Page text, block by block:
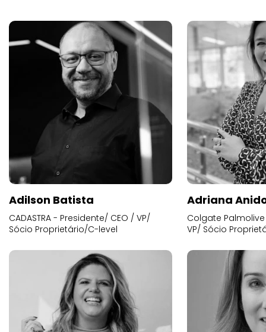
Adilson Batista
CADASTRA - Presidente/ CEO / VP/
Sócio Proprietário/C-level
Adriana
Colgate
VP/ Sócio